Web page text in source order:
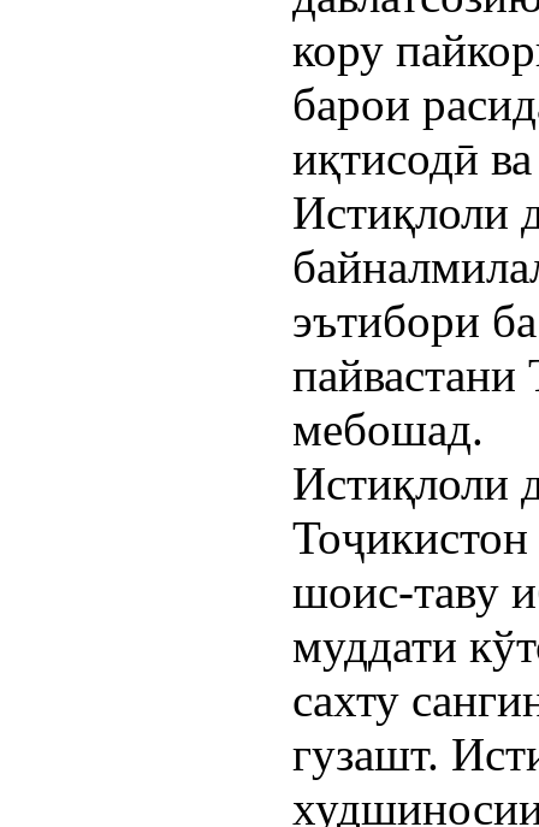
кору
барои
иқтисодӣ
Истиқлоли
эътибори
пайвастани
мебошад.
Истиқлоли
шоис-таву
муддати
сахту
гузашт.